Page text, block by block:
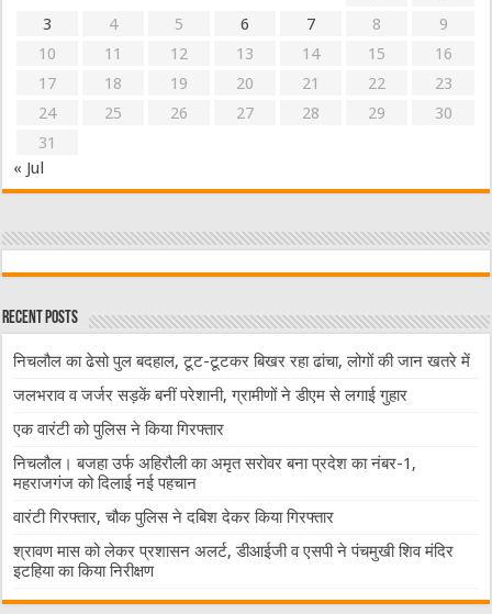
3
4 5 6 7 8
9
10
11 12 13 14 15
16
17
18 19 20 21 22
23
24
25 26 27 28 29
30
31
« Jul
Recent Posts
निचलौल का ढेसो पुल बदहाल, टूट-टूटकर बिखर रहा ढांचा, लोगों की जान खतरे में
जलभराव व जर्जर सड़कें बनीं परेशानी, ग्रामीणों ने डीएम से लगाई गुहार
एक वारंटी को पुलिस ने किया गिरफ्तार
निचलौल। बजहा उर्फ अहिरौली का अमृत सरोवर बना प्रदेश का नंबर-1,
महराजगंज को दिलाई नई पहचान
वारंटी गिरफ्तार, चौक पुलिस ने दबिश देकर किया गिरफ्तार
श्रावण मास को लेकर प्रशासन अलर्ट, डीआईजी व एसपी ने पंचमुखी शिव मंदिर
इटहिया का किया निरीक्षण